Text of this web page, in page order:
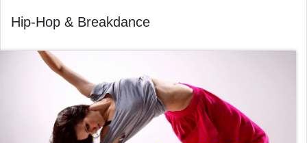
Hip-Hop & Breakdance